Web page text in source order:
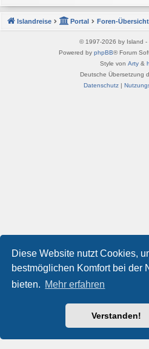
Diese Website nutzt Cookies,
bestmöglichen Komfort bei der
bieten. Mehr erfahren
Verstanden!
Islandreise Portal Foren-Übersicht
© 1997-2026 by Island -
Powered by phpBB® Forum
Style von Arty &
Deutsche Übersetzung
Datenschutz|